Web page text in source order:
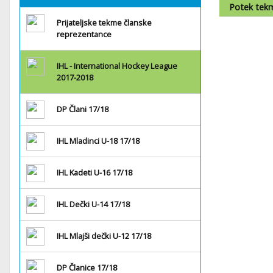
Prijateljske tekme članske
reprezentance
IHL - International Hockey League
2017-2018
DP Člani 17/18
IHL Mladinci U-18 17/18
IHL Kadeti U-16 17/18
IHL Dečki U-14 17/18
IHL Mlajši dečki U-12 17/18
DP Članice 17/18
Potek